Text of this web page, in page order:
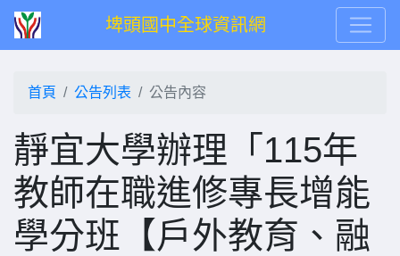
埤頭國中全球資訊網
首頁 公告列表 公告內容
靜宜大學辦理「115年
教師在職進修專長增能
學分班【戶外教育、融